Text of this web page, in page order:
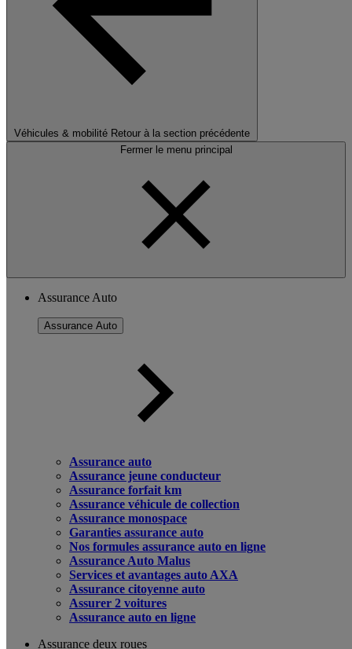
Véhicules & mobilité Retour à la section précédente
Fermer le menu principal
Assurance Auto
Assurance Auto
Assurance auto
Assurance jeune conducteur
Assurance forfait km
Assurance véhicule de collection
Assurance monospace
Garanties assurance auto
Nos formules assurance auto en ligne
Assurance Auto Malus
Services et avantages auto AXA
Assurance citoyenne auto
Assurer 2 voitures
Assurance auto en ligne
Assurance deux roues